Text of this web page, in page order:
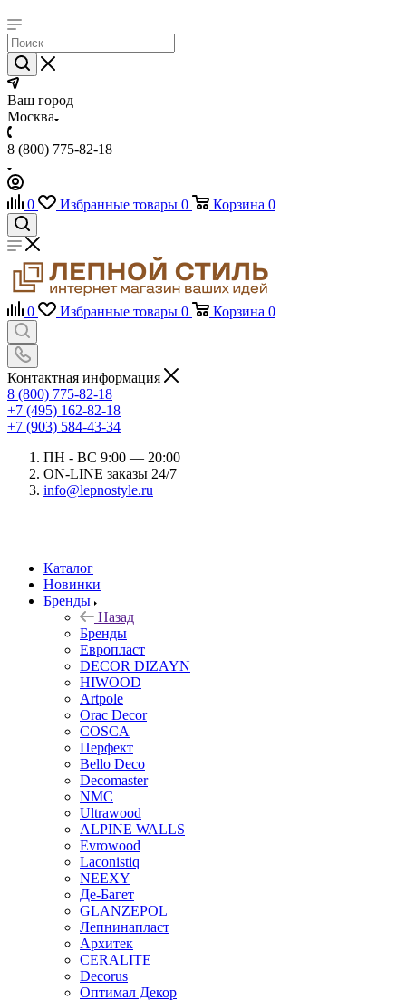
Ваш город
Москва
8 (800) 775-82-18
0 Избранные товары 0 Корзина 0
0 Избранные товары 0 Корзина 0
Контактная информация
8 (800) 775-82-18
+7 (495) 162-82-18
+7 (903) 584-43-34
ПН - ВС 9:00 — 20:00
ON-LINE заказы 24/7
info@lepnostyle.ru
Каталог
Новинки
Бренды
Назад
Бренды
Европласт
DECOR DIZAYN
HIWOOD
Artpole
Orac Decor
COSCA
Перфект
Bello Deco
Decomaster
NMС
Ultrawood
ALPINE WALLS
Evrowood
Laconistiq
NEEXY
Де-Багет
GLANZEPOL
Лепнинапласт
Архитек
CERALITE
Decorus
Оптимал Декор